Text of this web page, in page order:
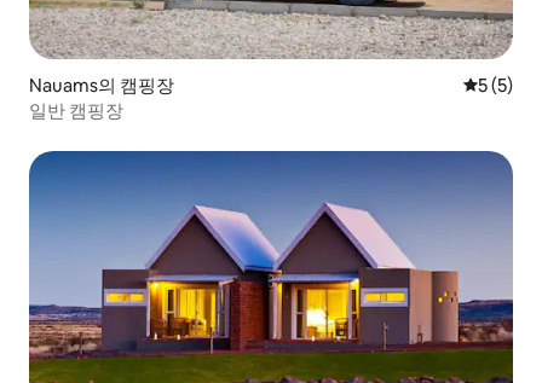
Nauams의 캠핑장 평점 5점
5 (5)
일반 캠핑장